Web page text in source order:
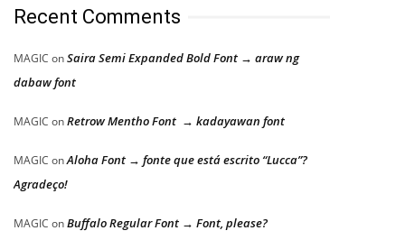
Recent Comments
MAGIC onSaira Semi Expanded Bold Font → araw ng
dabaw font
MAGIC onRetrow Mentho Font → kadayawan font
MAGIC onAloha Font → fonte que está escrito “Lucca”?
Agradeço!
MAGIC onBuffalo Regular Font → Font, please?